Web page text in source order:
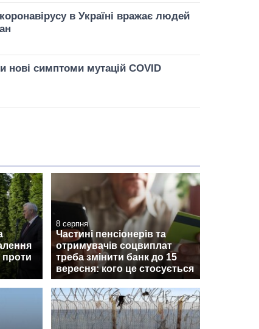
в Україні вражає людей
нові симптоми мутацій COVID
проти
8 серпня
Частині пенсіонерів та
отримувачів соцвиплат
треба змінити банк до 15
вересня: кого це стосується